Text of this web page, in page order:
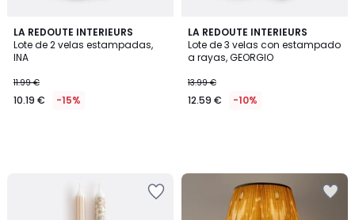
LA REDOUTE INTERIEURS
Lote de 2 velas estampadas,
INA
11.99 €
10.19 € -15%
LA REDOUTE INTERIEURS
Lote de 3 velas con estampado
a rayas, GEORGIO
13.99 €
12.59 € -10%